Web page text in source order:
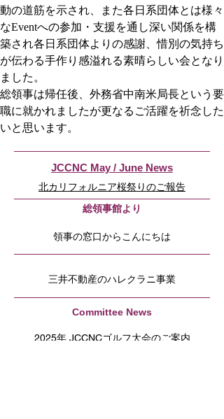
動の道筋を示され、また各日系団体とは様々
なEventへの参加・支援を通し深い関係を構
築され各日系団体よりの感謝、惜別の気持ち
が伝わる手作り感溢れる素晴らしい会となり
ました。
総領事は帰任後、外務省中南米局長という要
職に就かれましたが更なるご活躍を祈念した
いと思います。
JCCNC May / June News
北カリフォルニア桜祭りのご報告
​総領事館より
領事の窓口からこんにちは
三井不動産のハレクラニ事業
Committee News
2025年 JCCNCゴルフ大会のご案内